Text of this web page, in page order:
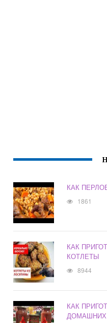
КАК
1861
КАК
КОТЛЕТЫ
8944
КАК